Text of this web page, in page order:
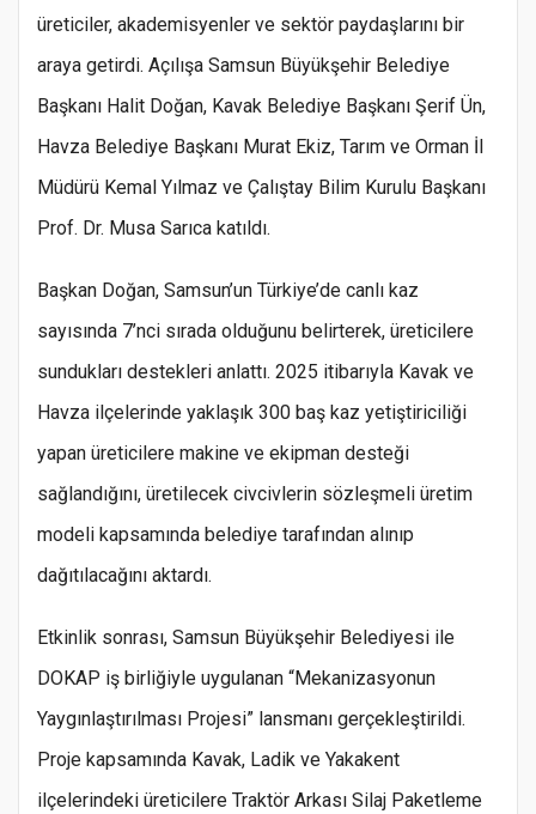
üreticiler, akademisyenler ve sektör paydaşlarını bir
araya getirdi. Açılışa Samsun Büyükşehir Belediye
Başkanı Halit Doğan, Kavak Belediye Başkanı Şerif Ün,
Havza Belediye Başkanı Murat Ekiz, Tarım ve Orman İl
Müdürü Kemal Yılmaz ve Çalıştay Bilim Kurulu Başkanı
Prof. Dr. Musa Sarıca katıldı.
Başkan Doğan, Samsun’un Türkiye’de canlı kaz
sayısında 7’nci sırada olduğunu belirterek, üreticilere
sundukları destekleri anlattı. 2025 itibarıyla Kavak ve
Havza ilçelerinde yaklaşık 300 baş kaz yetiştiriciliği
yapan üreticilere makine ve ekipman desteği
sağlandığını, üretilecek civcivlerin sözleşmeli üretim
modeli kapsamında belediye tarafından alınıp
dağıtılacağını aktardı.
Etkinlik sonrası, Samsun Büyükşehir Belediyesi ile
DOKAP iş birliğiyle uygulanan “Mekanizasyonun
Yaygınlaştırılması Projesi” lansmanı gerçekleştirildi.
Proje kapsamında Kavak, Ladik ve Yakakent
ilçelerindeki üreticilere Traktör Arkası Silaj Paketleme